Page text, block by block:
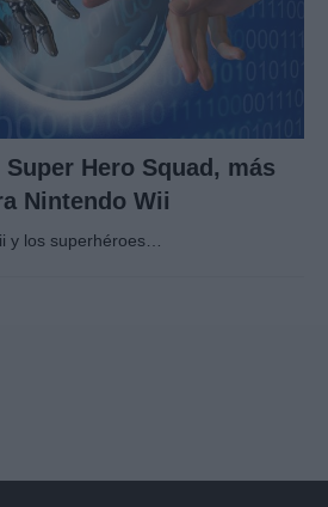
Hero Squad, más
Nintendo Wii
y los superhéroes…